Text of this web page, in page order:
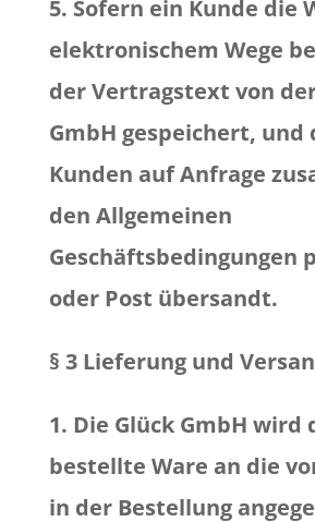
5. Sofern ein Kunde die
elektronischem Wege
der Vertragstext von
GmbH gespeichert, und
Kunden auf Anfrage
den Allgemeinen
Geschäftsbedingungen
oder Post übersandt.
§ 3 Lieferung und
1. Die Glück GmbH wird
bestellte Ware an die
in der Bestellung